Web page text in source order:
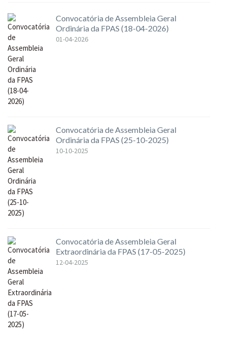
Convocatória de Assembleia Geral
Ordinária da FPAS (18-04-2026)
01-04-2026
Convocatória de Assembleia Geral
Ordinária da FPAS (25-10-2025)
10-10-2025
Convocatória de Assembleia Geral
Extraordinária da FPAS (17-05-2025)
12-04-2025